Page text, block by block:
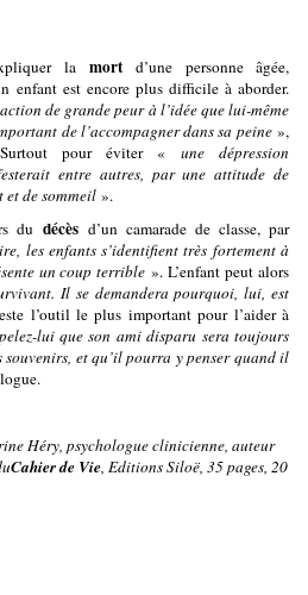
la mortd’une personne âgée,
enfant est encore plus difficile à aborder.
de grande peur à l’idée que lui-même
de l’accompagner dans sa peine»,
pour éviter « une dépression
entre autres, par une attitude de
et de sommeil ».
du décès d’un camarade de classe, par
les enfants s’identifient très fortement à
un coup terrible ». L’enfant peut alors
Il se demandera pourquoi, lui, est
l’outil le plus important pour l’aider à
lui que son ami disparu sera toujours
souvenirs, et qu’il pourra y penser quand il
Héry, psychologue clinicienne, auteur
Cahier de Vie, Editions Siloë, 35 pages, 20